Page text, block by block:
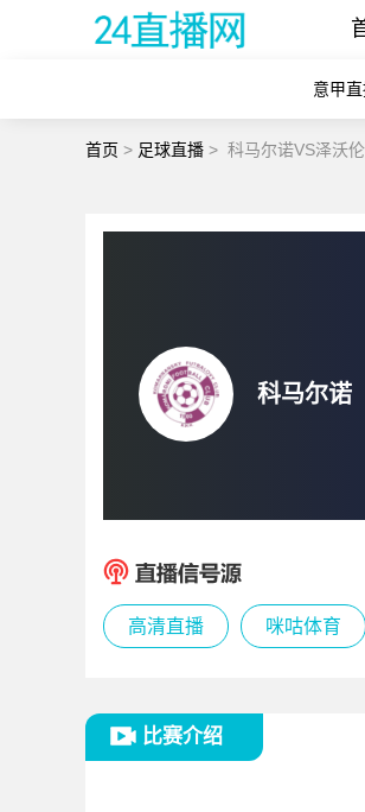
意甲
首页 > 足球直播 > 科马尔诺VS泽沃
科马尔诺
高清直播 咪咕体育
比赛介绍